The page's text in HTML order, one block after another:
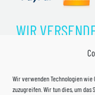
Wir verwenden Technologien
zuzugreifen. Wir tun dies, um
WIR